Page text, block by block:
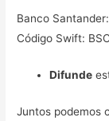
Banco
Código Swift:
Difunde
Juntos podemos